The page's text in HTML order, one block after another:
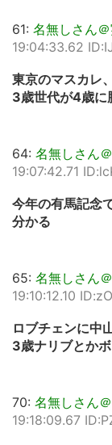
61: 名無しさん
19:04:33.62
東京のマスカレ
3歳世代が4歳に
64: 名無しさん
19:07:42.71
今年の有馬記念
分かる
65: 名無しさん
19:10:12.10
ロブチェンに中
3歳ナリブとか
70: 名無しさん
19:18:09.67